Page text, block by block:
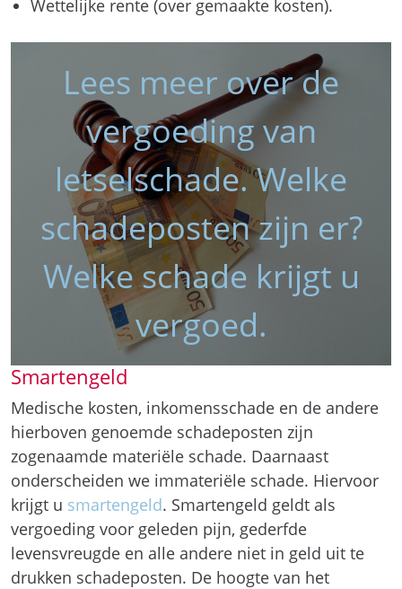
Wettelijke rente (over gemaakte kosten).
Lees meer over de
vergoeding van
letselschade. Welke
schadeposten zijn er?
Welke schade krijgt u
vergoed.
Smartengeld
Medische kosten, inkomensschade en de andere
hierboven genoemde schadeposten zijn
zogenaamde materiële schade. Daarnaast
onderscheiden we immateriële schade. Hiervoor
krijgt u smartengeld. Smartengeld geldt als
vergoeding voor geleden pijn, gederfde
levensvreugde en alle andere niet in geld uit te
drukken schadeposten. De hoogte van het